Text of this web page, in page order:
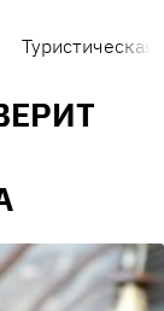
Туристическая